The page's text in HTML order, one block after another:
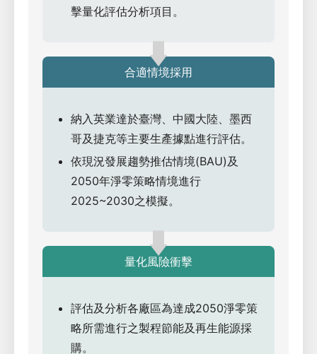
擊量化評估分析項目。
合適情境採用
納入英業達於臺灣、中國大陸、墨西
哥及捷克等主要生產據點進行評估。
依現況發展趨勢推估情境(BAU)及
2050年淨零策略情境進行
2025~2030之模擬。
量化風險衝擊
評估及分析各廠區為達成2050淨零策
略所需進行之製程節能及再生能源採
購。